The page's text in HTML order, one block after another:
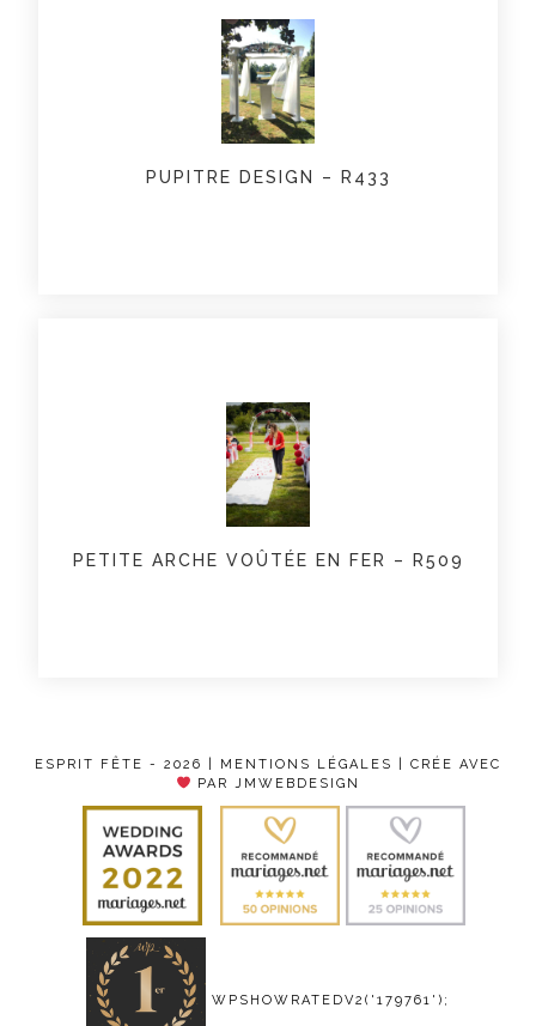
PUPITRE DESIGN – R433
PETITE ARCHE VOÛTÉE EN FER – R509
ESPRIT FÊTE - 2026 | MENTIONS LÉGALES
| CRÉE AVEC
PAR JMWEBDESIGN
WPSHOWRATEDV2('179761');